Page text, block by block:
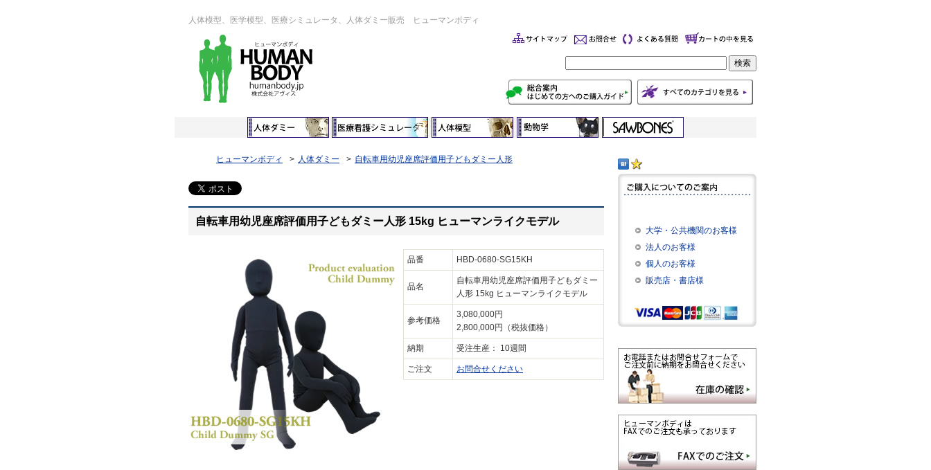
人体模型、医学模型、医療シミュレータ、人体ダミー販売 ヒューマンボディ
ヒューマンボディ 人体ダミー 自転車用幼児座席評価用子どもダミー人形
自転車用幼児座席評価用子どもダミー人形 15kg ヒューマンライクモデル
品番 HBD-0680-SG15KH
品名
自転車用幼児座席評価用子どもダミー
人形 15kg ヒューマンライクモデル
参考価格
3,080,000円
2,800,000円（税抜価格）
納期 受注生産： 10週間
ご注文 お問合せください
大学・公共機関のお客様
法人のお客様
個人のお客様
販売店・書店様